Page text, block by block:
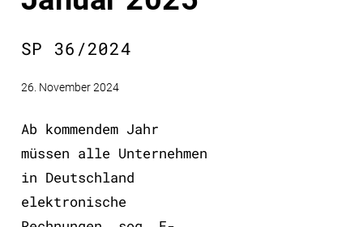
SP 36/2024
26. November 2024
Ab kommendem Jahr
müssen alle Unternehmen
in Deutschland
elektronische